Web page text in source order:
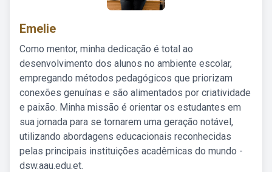
Emelie
Como mentor, minha dedicação é total ao
desenvolvimento dos alunos no ambiente escolar,
empregando métodos pedagógicos que priorizam
conexões genuínas e são alimentados por criatividade
e paixão. Minha missão é orientar os estudantes em
sua jornada para se tornarem uma geração notável,
utilizando abordagens educacionais reconhecidas
pelas principais instituições acadêmicas do mundo -
dsw.aau.edu.et.